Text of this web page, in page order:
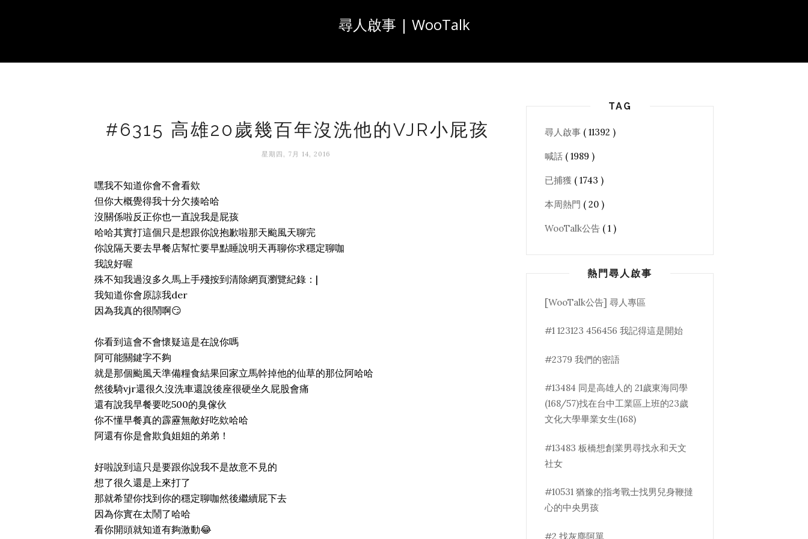
尋人啟事 | WooTalk
#6315 高雄20歲幾百年沒洗他的VJR小屁孩
星期四, 7月 14, 2016
嘿我不知道你會不會看欸
但你大概覺得我十分欠揍哈哈
沒關係啦反正你也一直說我是屁孩
哈哈其實打這個只是想跟你說抱歉啦那天颱風天聊完
你說隔天要去早餐店幫忙要早點睡說明天再聊你求穩定聊咖
我說好喔
殊不知我過沒多久馬上手殘按到清除網頁瀏覽紀錄：|
我知道你會原諒我der
因為我真的很鬧啊😏
你看到這會不會懷疑這是在說你嗎
阿可能關鍵字不夠
就是那個颱風天準備糧食結果回家立馬幹掉他的仙草的那位阿哈哈
然後騎vjr還很久沒洗車還說後座很硬坐久屁股會痛
還有說我早餐要吃500的臭傢伙
你不懂早餐真的霹靂無敵好吃欸哈哈
阿還有你是會欺負姐姐的弟弟！
好啦說到這只是要跟你說我不是故意不見的
想了很久還是上來打了
那就希望你找到你的穩定聊咖然後繼續屁下去
因為你實在太鬧了哈哈
看你開頭就知道有夠激動😂
TAG
尋人啟事 ( 11392 )
喊話 ( 1989 )
已捕獲 ( 1743 )
本周熱門 ( 20 )
WooTalk公告 ( 1 )
熱門尋人啟事
[WooTalk公告] 尋人專區
#1 123123 456456 我記得這是開始
#2379 我們的密語
#13484 同是高雄人的 21歲東海同學
(168/57)找在台中工業區上班的23歲
文化大學畢業女生(168)
#13483 板橋想創業男尋找永和天文
社女
#10531 猶豫的指考戰士找男兒身鞭撻
心的中央男孩
#2 找灰塵阿單